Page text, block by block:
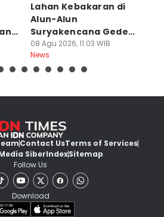
Lahan Kebakaran di
Alun-Alun
Suryakencana Gede
Pangrango Capai 1
Hektare
08 Agu 2026, 11:03 WIB
News
Contact UsTerms of Services
SiberIndexSitemap
Follow Us
Download